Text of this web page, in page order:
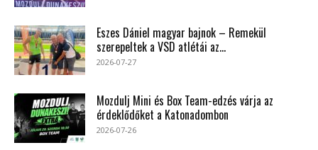
Eszes Dániel magyar bajnok – Remekül
szerepeltek a VSD atlétái az...
2026-07-27
Mozdulj Mini és Box Team-edzés várja az
érdeklődőket a Katonadombon
2026-07-26